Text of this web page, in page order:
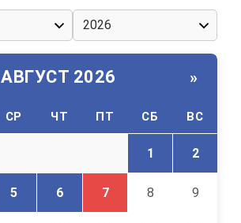
АВГУСТ 2026 »
СР ЧТ ПТ СБ ВС
1 2
5 6 7 8 9